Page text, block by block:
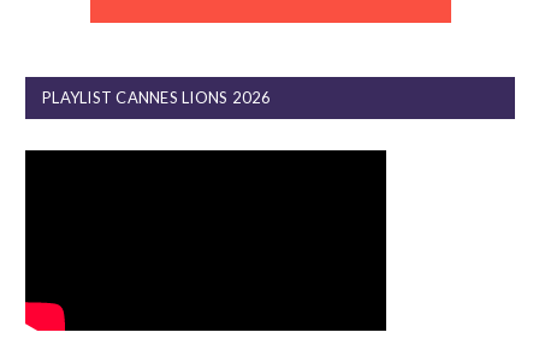
PLAYLIST CANNES LIONS 2026